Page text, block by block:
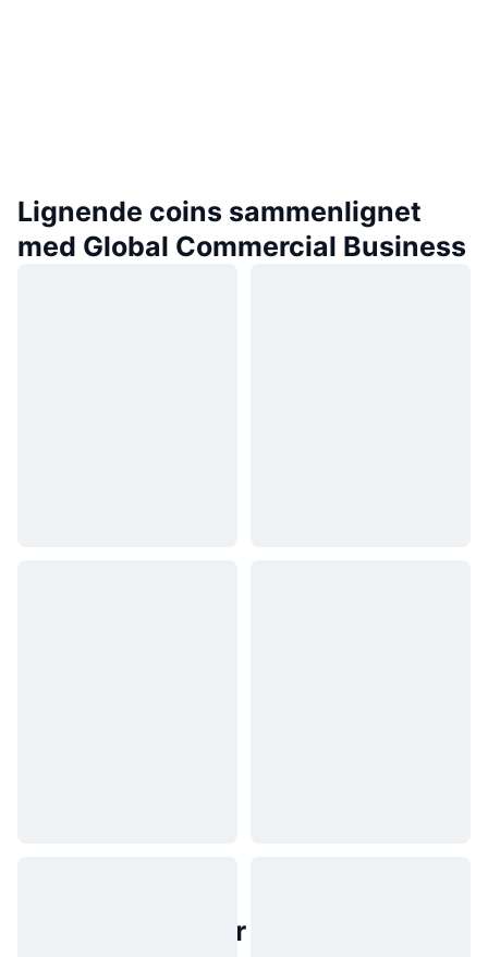
Lignende coins sammenlignet
med Global Commercial Business
Populære aktiver fra den virkelige